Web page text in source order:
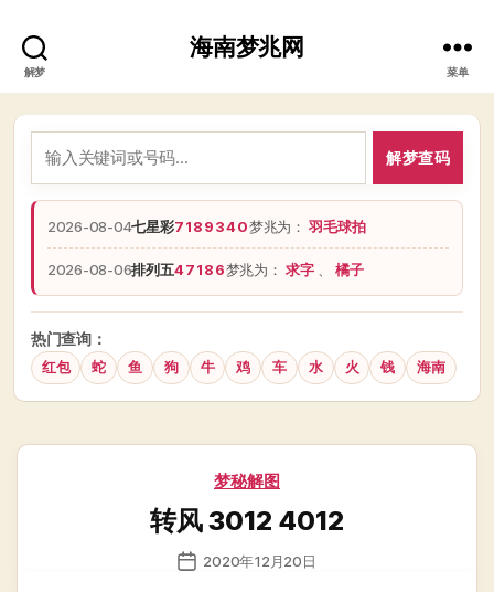
解梦
海南梦兆网
菜单
解梦查码
2026-08-04七星彩7189340梦兆为：羽毛球拍
2026-08-06排列五47186梦兆为：求字 橘子
热门查询：
红包 蛇 鱼 狗 牛 鸡 车 水 火 钱 海南
分
梦秘解图
转风 3012 4012
发 2020年12月20日